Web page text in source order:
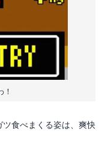
食べまくる姿は、爽快